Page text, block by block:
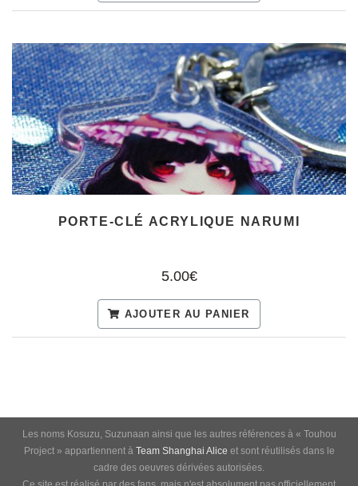
PORTE-CLÉ ACRYLIQUE NARUMI
5.00€
AJOUTER AU PANIER
Les noms Kosuzu, Suzunaan ainsi que les autres références à « Touhou
Project » appartiennent à Team Shanghai Alice et sont réutilisés dans le
cadre des oeuvres dérivées autorisées.